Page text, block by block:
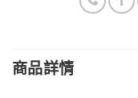
商品詳情